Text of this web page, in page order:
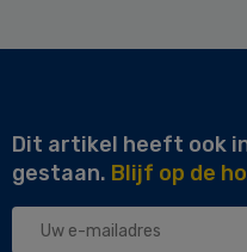
Dit artikel heeft ook
gestaan. Blijf op de
Uw